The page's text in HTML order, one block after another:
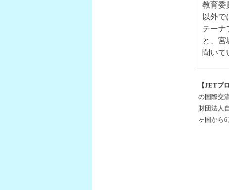
教育委
以外
テーナ
と、宮
聞いて
【JETプ
の国際交
財団法人
ヶ国から6